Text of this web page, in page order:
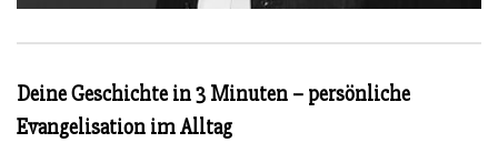
Deine Geschichte in 3 Minuten – persönliche
Evangelisation im Alltag